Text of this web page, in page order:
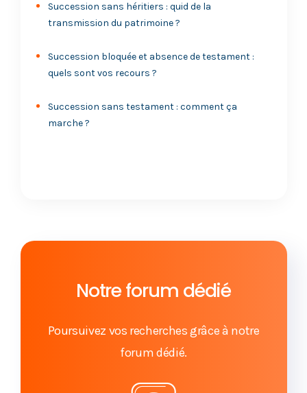
Succession sans héritiers : quid de la
transmission du patrimoine ?
Succession bloquée et absence de testament :
quels sont vos recours ?
Succession sans testament : comment ça
marche ?
Notre forum dédié
Poursuivez vos recherches grâce à notre
forum dédié.